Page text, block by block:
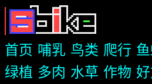
首页 哺乳 鸟类 爬行
绿植 多肉 水草 作物